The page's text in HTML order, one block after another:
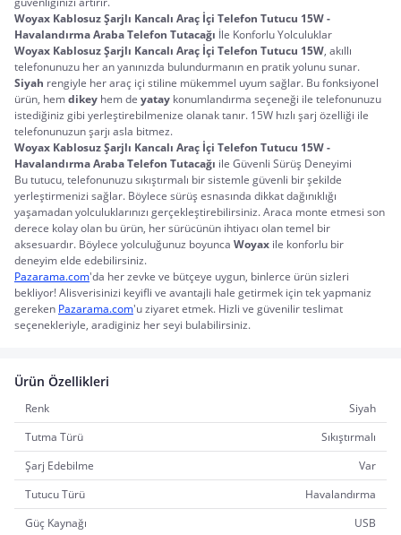
Woyax Kablosuz Şarjlı Kancalı Araç İçi Telefon Tutucu 15W -
Havalandırma Araba Telefon Tutacağı İle Konforlu Yolculuklar
Woyax Kablosuz Şarjlı Kancalı Araç İçi Telefon Tutucu 15W, akıllı
Siyah rengiyle her araç içi stiline mükemmel uyum sağlar. Bu fonksiyonel
ürün, hem dikey hem de yatay konumlandırma seçeneği ile telefonunuzu
istediğiniz gibi yerleştirebilmenize olanak tanır. 15W hızlı şarj özelliği ile
telefonunuzun şarjı asla bitmez.
Woyax Kablosuz Şarjlı Kancalı Araç İçi Telefon Tutucu 15W -
Havalandırma Araba Telefon Tutacağı ile Güvenli Sürüş Deneyimi
Bu tutucu, telefonunuzu sıkıştırmalı bir sistemle güvenli bir şekilde
yerleştirmenizi sağlar. Böylece sürüş esnasında dikkat dağınıklığı
yaşamadan yolculuklarınızı gerçekleştirebilirsiniz. Araca monte etmesi son
derece kolay olan bu ürün, her sürücünün ihtiyacı olan temel bir
aksesuardır. Böylece yolculuğunuz boyunca Woyax ile konforlu bir
deneyim elde edebilirsiniz.
Pazarama.com'da her zevke ve bütçeye uygun, binlerce ürün sizleri
bekliyor! Alisverisinizi keyifli ve avantajli hale getirmek için tek yapmaniz
gereken Pazarama.com'u ziyaret etmek. Hizli ve güvenilir teslimat
seçenekleriyle, aradiginiz her seyi bulabilirsiniz.
Ürün Özellikleri
Renk
Siyah
Tutma Türü
Sıkıştırmalı
Şarj Edebilme
Var
Tutucu Türü
Havalandırma
Güç Kaynağı
USB